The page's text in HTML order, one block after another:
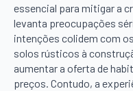
essencial para mitigar a
levanta preocupações
intenções colidem com
solos rústicos à
aumentar a oferta de
preços. Contudo, a